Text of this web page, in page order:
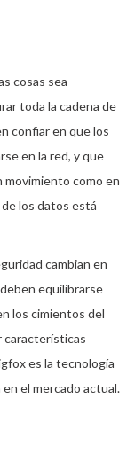
cosas sea
toda la cadena de
confiar en que los
en la red, y que
como en
los datos está
cambian en
equilibrarse
los cimientos del
características
es la tecnología
el mercado actual.